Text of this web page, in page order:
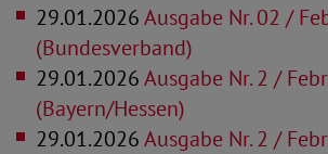
29.01.2026Ausgabe Nr. 02 /
(Bundesverband)
29.01.2026Ausgabe Nr. 2 /
(Bayern/Hessen)
29.01.2026Ausgabe Nr. 2 /